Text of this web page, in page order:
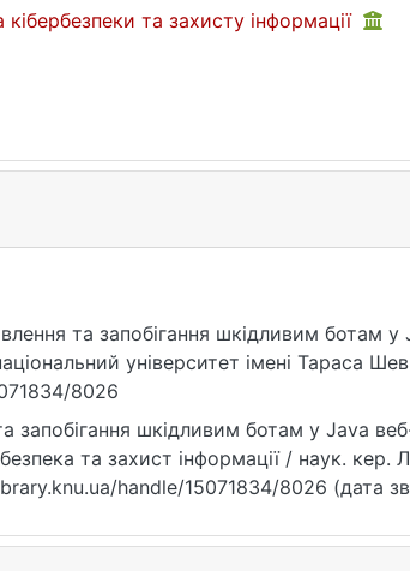
та захисту інформації
та запобігання шкідливим ботам у
університет імені Тараса
8026
шкідливим ботам у Java
та захист інформації / наук. кер.
handle/15071834/8026 (дата